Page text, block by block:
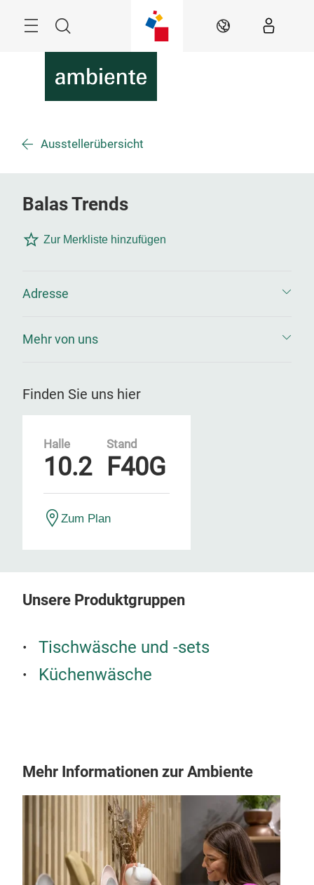
Suche DE
Ausstellerübersicht
Balas Trends
Zur Merkliste hinzufügen
Adresse
Mehr von uns
Finden Sie uns hier
Halle
10.2
Stand
F40G
Zum Plan
Unsere Produktgruppen
Tischwäsche und -sets
Küchenwäsche
Mehr Informationen zur Ambiente